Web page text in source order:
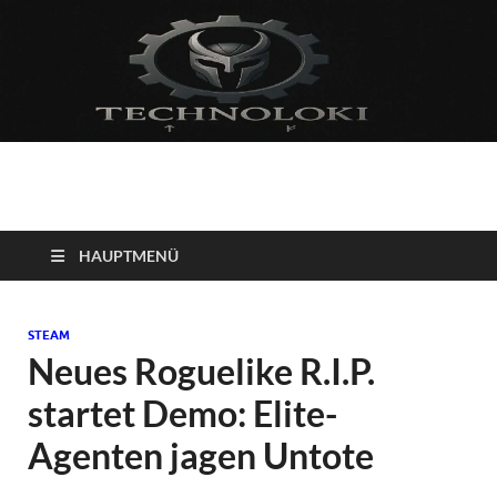
Technoloki: Gaming
und Entertainment
News
Blockbuster, Indie-Perlen und Retro-Klassiker.
HAUPTMENÜ
STEAM
Neues Roguelike R.I.P.
startet Demo: Elite-
Agenten jagen Untote